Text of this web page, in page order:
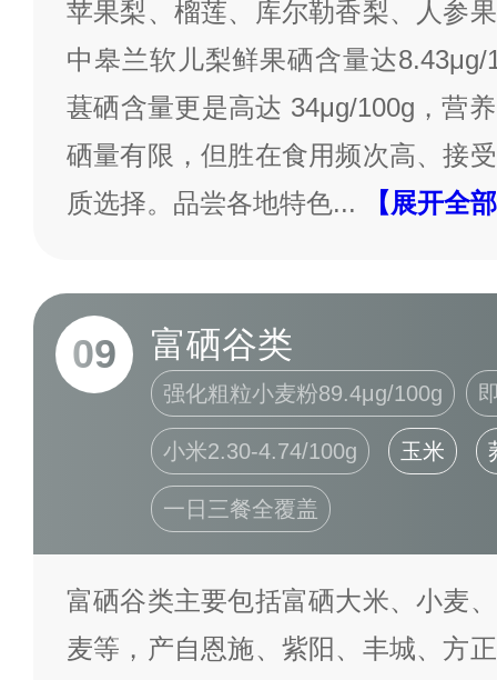
苹果梨、榴莲、库尔勒香梨、人参
中皋兰软儿梨鲜果硒含量达
葚硒含量更是高达 34μg/100g，营
硒量有限，但胜在食用频次高、接
质选择。品尝各地特色... 【展开全
09 富硒谷类
强化粗粒小麦粉89.4μg/100g
小米2.30-4.74/100g 玉米
一日三餐全覆盖
富硒谷类主要包括富硒大米、小麦
麦等，产自恩施、紫阳、丰城、方